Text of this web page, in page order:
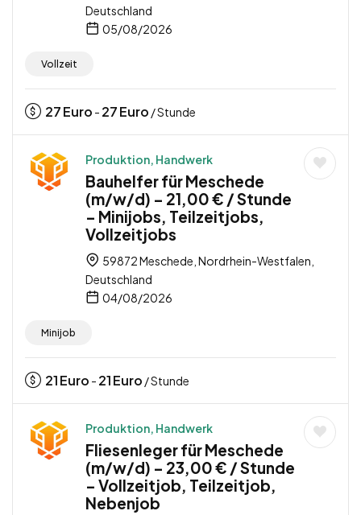
Deutschland
05/08/2026
Vollzeit
27Euro - 27Euro / Stunde
Produktion, Handwerk
Bauhelfer für Meschede
(m/w/d) – 21,00 € / Stunde
– Minijobs, Teilzeitjobs,
Vollzeitjobs
59872 Meschede, Nordrhein-Westfalen,
Deutschland
04/08/2026
Minijob
21Euro - 21Euro / Stunde
Produktion, Handwerk
Fliesenleger für Meschede
(m/w/d) – 23,00 € / Stunde
– Vollzeitjob, Teilzeitjob,
Nebenjob